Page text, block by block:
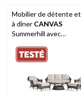
Mobilier de détente et
à dîner CANVAS
Summerhill avec
aux rayons UV, paq. 6